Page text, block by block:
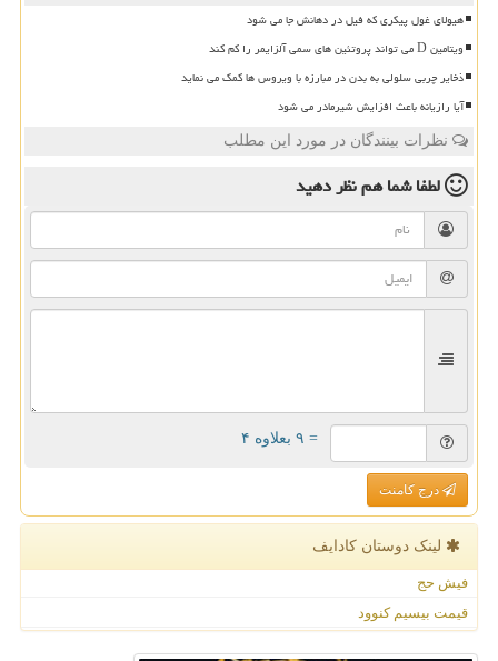
هیولای غول پیکری که فیل در دهانش جا می شود
ویتامین D می تواند پروتئین های سمی آلزایمر را کم کند
ذخایر چربی سلولی به بدن در مبارزه با ویروس ها کمک می نماید
آیا رازیانه باعث افزایش شیرمادر می شود
نظرات بینندگان در مورد این مطلب
لطفا شما همنظر دهید
= ۹ بعلاوه ۴
درج کامنت
لینک دوستان كادایف
فیش حج
قیمت بیسیم کنوود